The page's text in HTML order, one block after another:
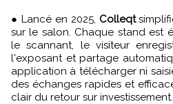
● Lancé en 2025, Colleqt
sur le salon. Chaque stand est
le scannant, le visiteur
l'exposant et partage
application à télécharger ni
des échanges rapides et
clair du retour sur investissement.